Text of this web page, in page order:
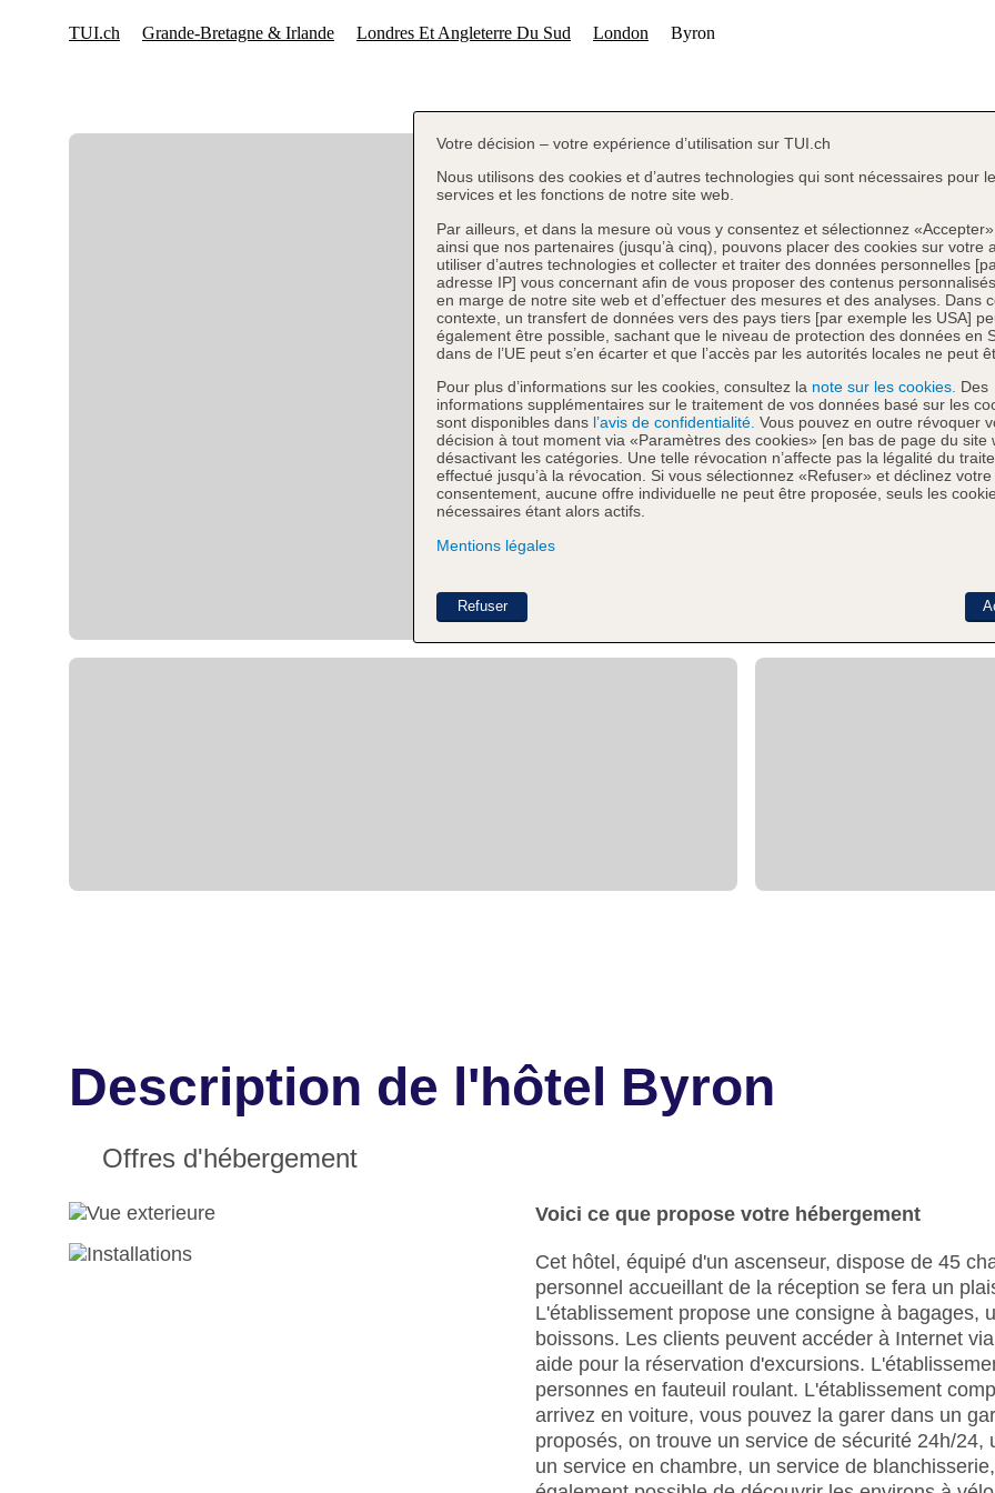
Description de l'hôtel Byron
Offres d'hébergement
Voici ce que propose votre hébergement
Cet hôtel, équipé d'un ascenseur, dispose de 45
personnel accueillant de la réception se fera un
L'établissement propose une consigne à bagages,
boissons. Les clients peuvent accéder à Internet
aide pour la réservation d'excursions.
personnes en fauteuil roulant. L'établissement
arrivez en voiture, vous pouvez la garer dans un
proposés, on trouve un service de sécurité 24h/
un service en chambre, un service de
Votre décision – votre expérience d’utilisation sur TUI.ch
Nous utilisons des cookies et d’autres technologies qui sont nécessaires pour
services et les fonctions de notre site web.
Par ailleurs, et dans la mesure où vous y consentez et sélectionnez
ainsi que nos partenaires (jusqu’à cinq), pouvons placer des cookies sur votre
utiliser d’autres technologies et collecter et traiter des données personnelles
adresse IP] vous concernant afin de vous proposer des contenus
en marge de notre site web et d’effectuer des mesures et des analyses. Dans
contexte, un transfert de données vers des pays tiers [par exemple les USA]
également être possible, sachant que le niveau de protection des données en
dans de l’UE peut s’en écarter et que l’accès par les autorités locales ne peut
Pour plus d’informations sur les cookies, consultez la note sur les cookies. Des
informations supplémentaires sur le traitement de vos données basé sur les
sont disponibles dans l’avis de confidentialité. Vous pouvez en outre révoquer
décision à tout moment via «Paramètres des cookies» [en bas de page du site
désactivant les catégories. Une telle révocation n’affecte pas la légalité du
effectué jusqu’à la révocation. Si vous sélectionnez «Refuser» et déclinez votre
consentement, aucune offre individuelle ne peut être proposée, seuls les
nécessaires étant alors actifs.
Mentions légales
Refuser